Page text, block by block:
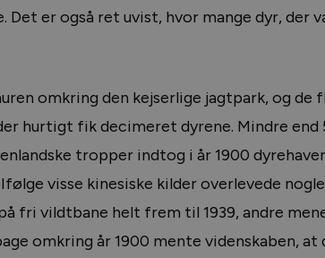
Det er også ret uvist, hvor mange dyr, der
omkring den kejserlige jagtpark, og de
hurtigt fik decimeret dyrene. Mindre end
tropper indtog i år 1900
visse kinesiske kilder overlevede
fri vildtbane helt frem til 1939, andre
omkring år 1900 mente videnskaben, at